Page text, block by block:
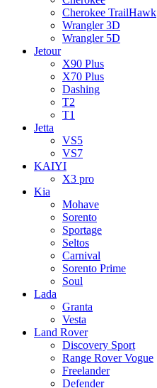
Cherokee TrailHawk
Wrangler 3D
Wrangler 5D
Jetour
X90 Plus
X70 Plus
Dashing
T2
T1
Jetta
VS5
VS7
KAIYI
X3 pro
Kia
Mohave
Sorento
Sportage
Seltos
Carnival
Sorento Prime
Soul
Lada
Granta
Vesta
Land Rover
Discovery Sport
Range Rover Vogue
Freelander
Defender